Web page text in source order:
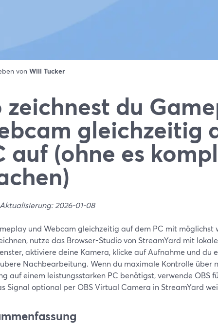
von Will Tucker
zeichnest du
gleichzeitig
auf (ohne es
2026-01-08
und Webcam gleichzeitig auf dem PC mit möglichst
nutze das Browser-Studio von StreamYard mit
aktiviere deine Kamera, klicke auf Aufnahme und du
Nachbearbeitung. Wenn du maximale Kontrolle über
auf einem leistungsstarken PC benötigst, verwende OBS
Signal optional per OBS Virtual Camera in StreamYard